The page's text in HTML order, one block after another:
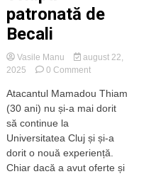
patronată de
Becali
Vasile Manu
august 22,
2025
0 Commenton
Thiam
a
o
pe
„U”
Cluj
Atacantul Mamadou Thiam
(30 ani) nu și-a mai dorit
să continue la
Universitatea Cluj și și-a
dorit o nouă experiență.
Chiar dacă a avut oferte și